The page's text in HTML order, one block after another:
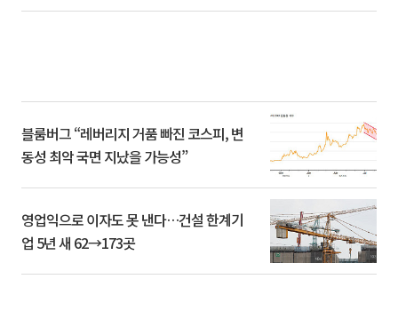
블룸버그 “레버리지 거품 빠진 코스피, 변
동성 최악 국면 지났을 가능성”
영업익으로 이자도 못 낸다…건설 한계기
업 5년 새 62→173곳